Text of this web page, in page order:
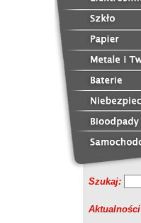
Szukaj:
Aktualności